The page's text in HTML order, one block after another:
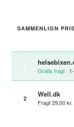
SAMMENLIGN
Gratis fragt ·
2 Well.dk
Fragt 29,00 kr.